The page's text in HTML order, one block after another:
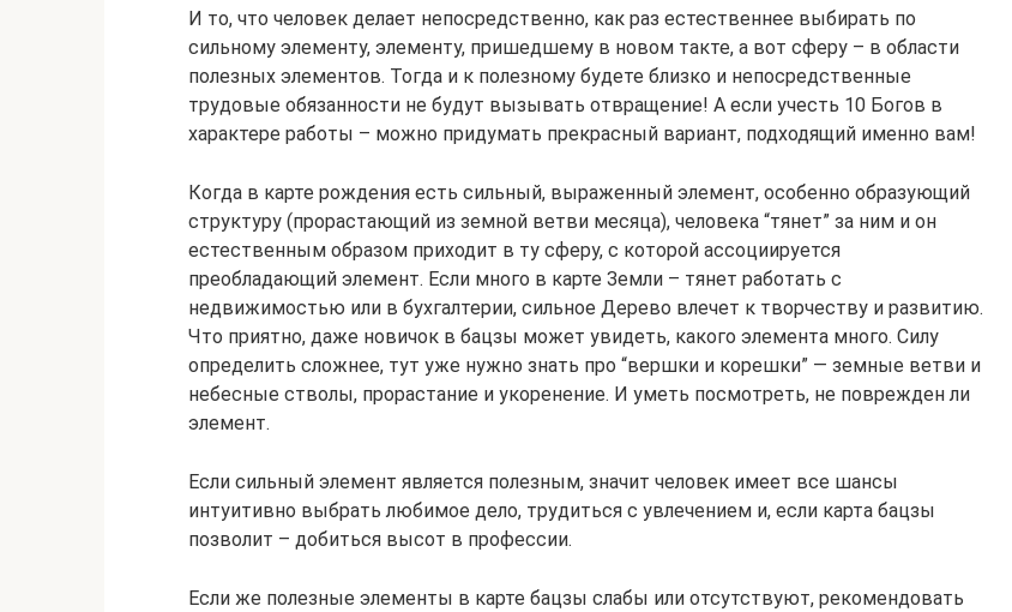
И то, что человек делает непосредственно, как раз естественнее выбирать по
сильному элементу, элементу, пришедшему в новом такте, а вот сферу – в области
полезных элементов. Тогда и к полезному будете близко и непосредственные
трудовые обязанности не будут вызывать отвращение! А если учесть 10 Богов в
характере работы – можно придумать прекрасный вариант, подходящий именно вам!
Когда в карте рождения есть сильный, выраженный элемент, особенно образующий
структуру (прорастающий из земной ветви месяца), человека “тянет” за ним и он
естественным образом приходит в ту сферу, с которой ассоциируется
преобладающий элемент. Если много в карте Земли – тянет работать с
недвижимостью или в бухгалтерии, сильное Дерево влечет к творчеству и развитию.
Что приятно, даже новичок в бацзы может увидеть, какого элемента много. Силу
определить сложнее, тут уже нужно знать про “вершки и корешки” — земные ветви и
небесные стволы, прорастание и укоренение. И уметь посмотреть, не поврежден ли
элемент.
Если сильный элемент является полезным, значит человек имеет все шансы
интуитивно выбрать любимое дело, трудиться с увлечением и, если карта бацзы
позволит – добиться высот в профессии.
Если же полезные элементы в карте бацзы слабы или отсутствуют, рекомендовать